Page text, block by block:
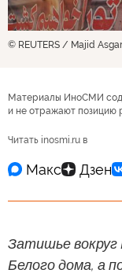
© REUTERS / Majid
Материалы ИноСМИ
и не отражают
Читать inosmi.ru в
Затишье
Белого дома, а